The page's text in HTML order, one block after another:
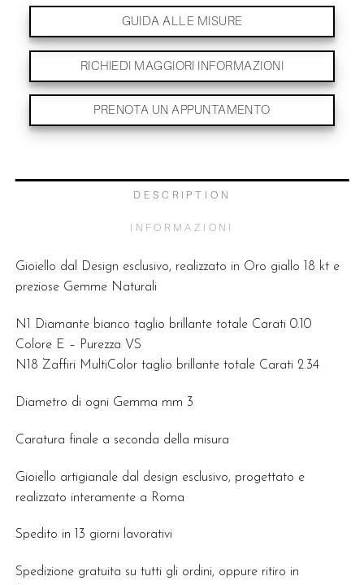
GUIDA ALLE MISURE
RICHIEDI MAGGIORI INFORMAZIONI
PRENOTA UN APPUNTAMENTO
DESCRIPTION
INFORMAZIONI
Gioiello dal Design esclusivo, realizzato in Oro giallo 18 kt e
preziose Gemme Naturali
N1 Diamante bianco taglio brillante totale Carati 0.10
Colore E – Purezza VS
N18 Zaffiri MultiColor taglio brillante totale Carati 2.34
Diametro di ogni Gemma mm 3
Caratura finale a seconda della misura
Gioiello artigianale dal design esclusivo, progettato e
realizzato interamente a Roma
Spedito in 13 giorni lavorativi
Spedizione gratuita su tutti gli ordini, oppure ritiro in